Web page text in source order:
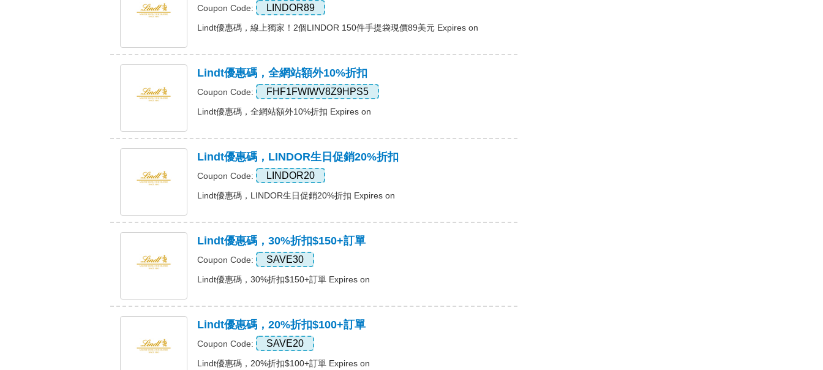
Coupon Code: LINDOR89
Lindt優惠碼，線上獨家！2個LINDOR 150件手提袋現價89美元 Expires on
Lindt優惠碼，全網站額外10%折扣
Coupon Code: FHF1FWIWV8Z9HPS5
Lindt優惠碼，全網站額外10%折扣 Expires on
Lindt優惠碼，LINDOR生日促銷20%折扣
Coupon Code: LINDOR20
Lindt優惠碼，LINDOR生日促銷20%折扣 Expires on
Lindt優惠碼，30%折扣$150+訂單
Coupon Code: SAVE30
Lindt優惠碼，30%折扣$150+訂單 Expires on
Lindt優惠碼，20%折扣$100+訂單
Coupon Code: SAVE20
Lindt優惠碼，20%折扣$100+訂單 Expires on